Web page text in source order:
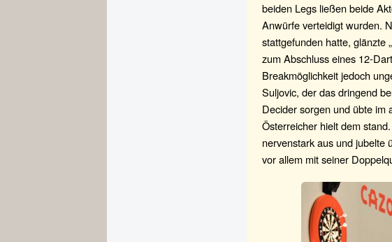
beiden Legs ließen beide
Anwürfe verteidigt wurden.
stattgefunden hatte, glänzte
zum Abschluss eines 12-
Breakmöglichkeit jedoch
Suljovic, der das dringend
Decider sorgen und übte im
Österreicher hielt dem
nervenstark aus und jubelte
vor allem mit seiner